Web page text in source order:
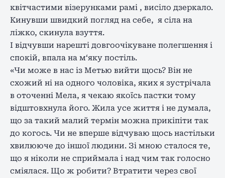
квітчастими візерунками рамі , висіло дзеркало.
Кинувши швидкий погляд на себе, я сіла на
ліжко, скинула взуття.
І відчувши нарешті довгоочікуване полегшення і
спокій, впала на м‘яку постіль.
«Чи може в нас із Метью вийти щось? Він не
схожий ні на одного чоловіка, яких я зустрічала
в оточенні Мела, я чекаю якоїсь пастки тому
відштовхнула його. Жила усе життя і не думала,
що за такий малий термін можна прикіпіти так
до когось. Чи не вперше відчуваю щось настільки
хвилююче до іншої людини. Зі мною сталося те,
що я ніколи не сприймала і над чим так голосно
сміялася. Що ж робити? Втратити через свої